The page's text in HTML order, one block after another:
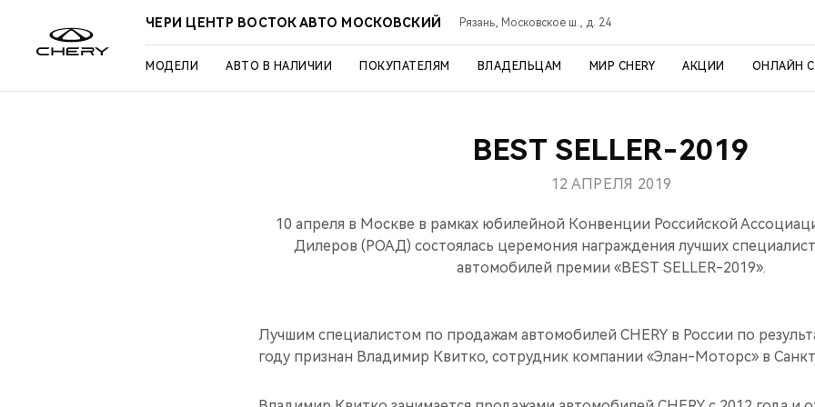
ЧЕРИ ЦЕНТР ВОСТОК АВТО МОСКОВСКИЙ Рязань, Московское ш., д. 24
МОДЕЛИ АВТО В НАЛИЧИИ ПОКУПАТЕЛЯМ ВЛАДЕЛЬЦАМ МИР CHERY АКЦИИ ОНЛАЙН
BEST SELLER-2019
12 АПРЕЛЯ 2019
10 апреля в Москве в рамках юбилейной Конвенции Российской
Дилеров (РОАД) состоялась церемония награждения лучших
автомобилей премии «BEST SELLER-2019».
Лучшим специалистом по продажам автомобилей CHERY в России по
году признан Владимир Квитко, сотрудник компании «Элан-Моторс» в